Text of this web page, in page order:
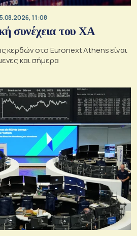
11:08
συνέχεια του ΧΑ
κερδών στο Euronext Athens είναι
και σήμερα